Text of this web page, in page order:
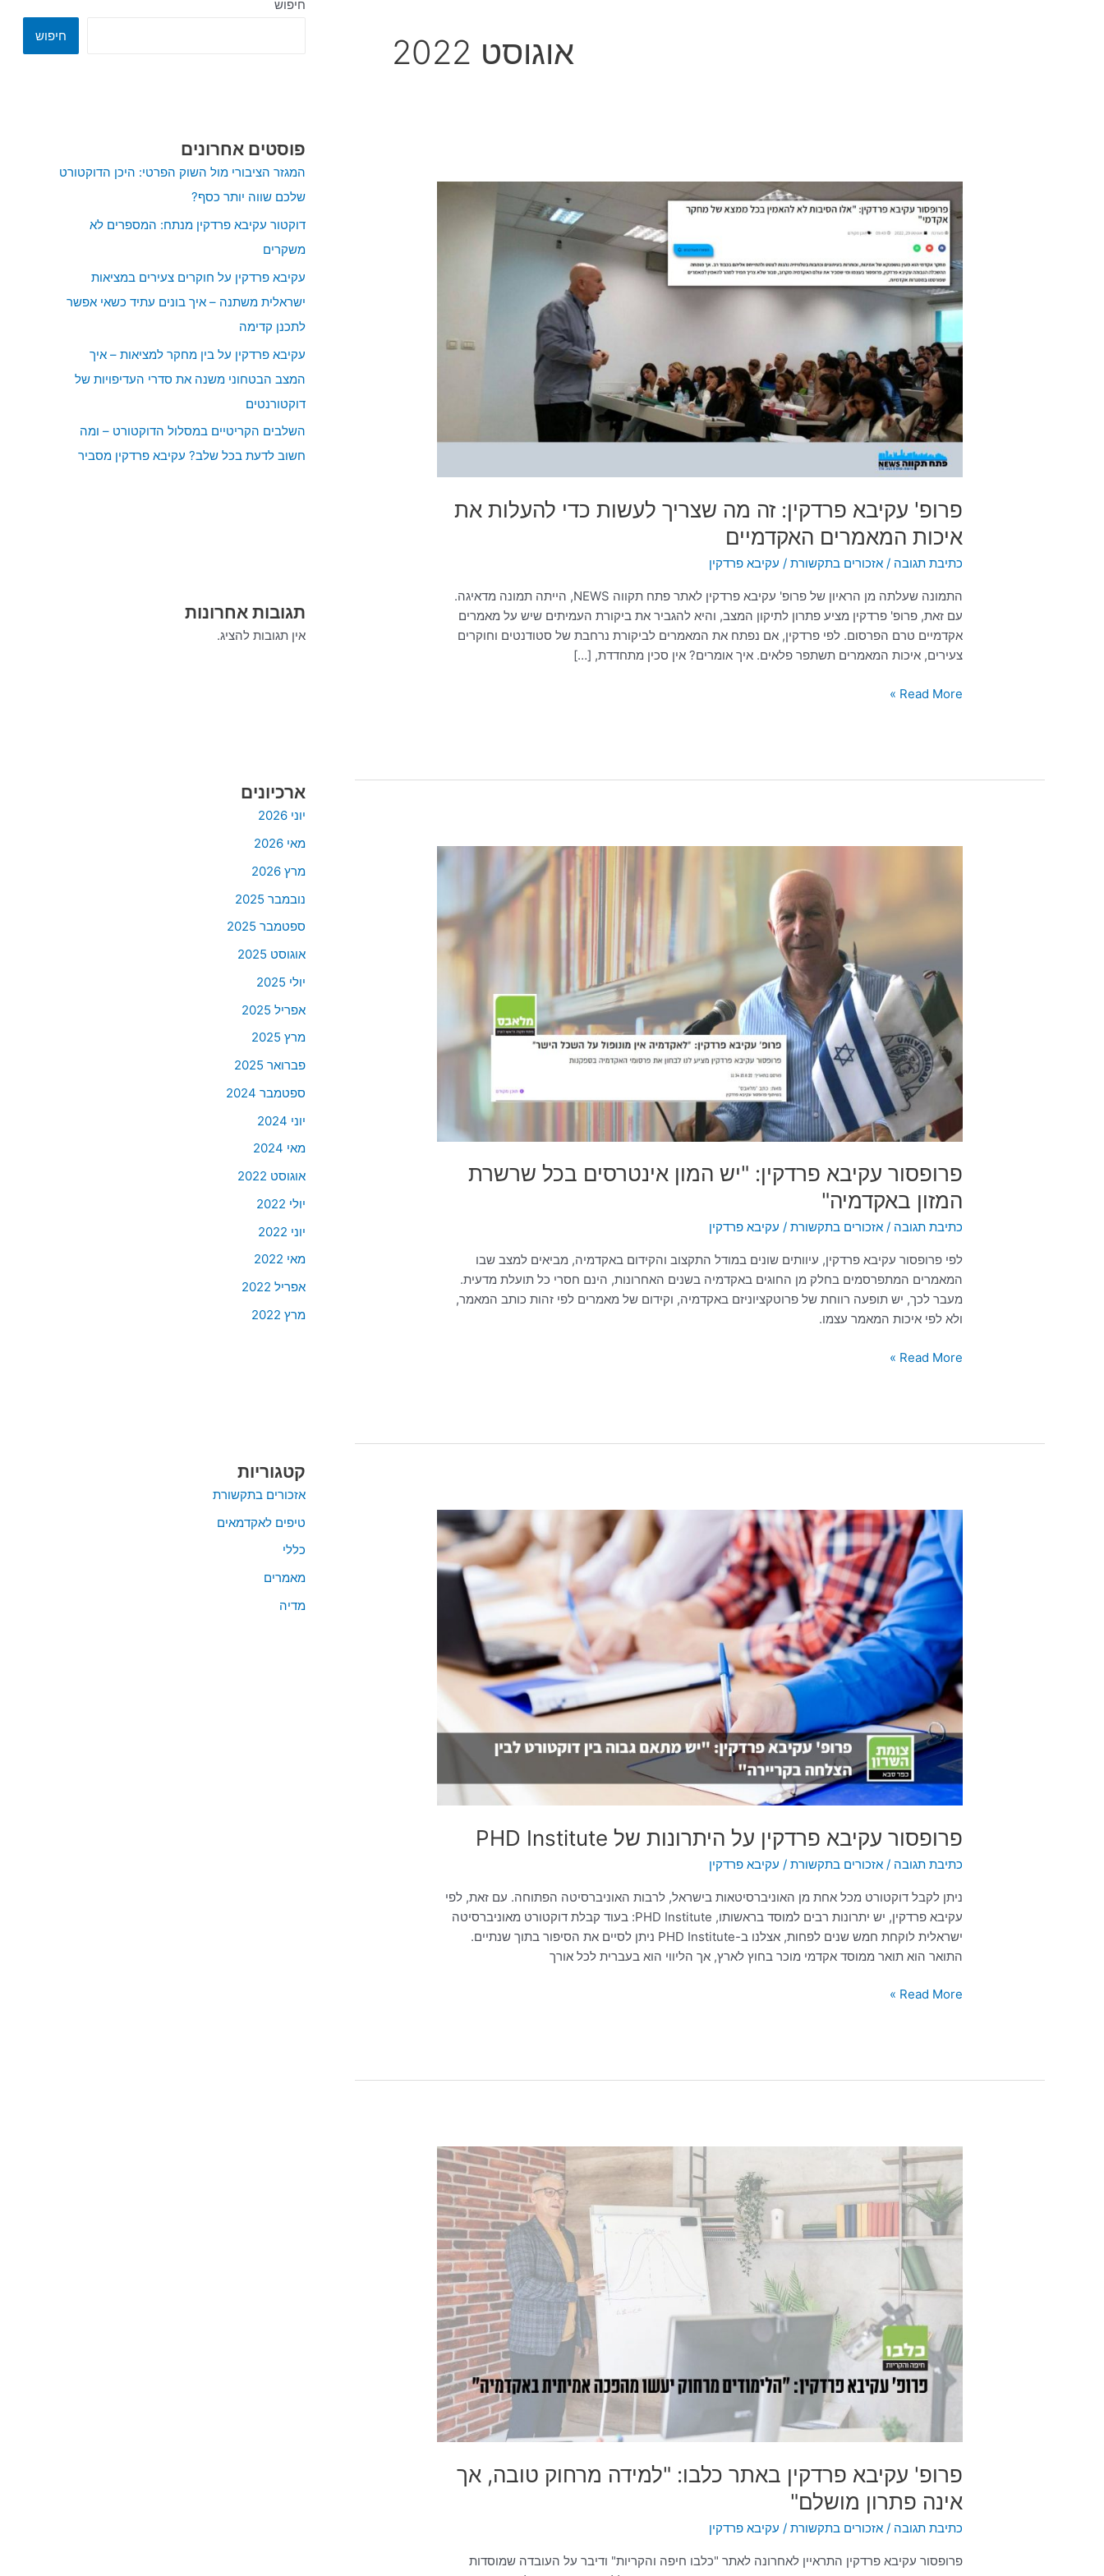
אוגוסט 2022
פרופ' עקיבא פרדקין: זה מה שצריך לעשות כדי להעלות את
איכות המאמרים האקדמיים
כתיבת תגובה /אזכורים בתקשורת / עקיבא פרדקין
התמונה שעלתה מן הראיון של פרופ' עקיבא פרדקין לאתר פתח תקווה NEWS, הייתה תמונה מדאיגה.
עם זאת, פרופ' פרדקין מציע פתרון לתיקון המצב, והיא להגביר את ביקורת העמיתים שיש על מאמרים
אקדמיים טרם הפרסום. לפי פרדקין, אם נפתח את המאמרים לביקורת נרחבת של סטודנטים וחוקרים
צעירים, איכות המאמרים תשתפר פלאים. איך אומרים? אין סכין מתחדדת, […]
פרופ'
עקיבא
פרדקין:
מה
שצריך
לעשות
להעלות
את
איכות
המאמרים
האקדמיים
Read More »
פרופסור עקיבא פרדקין: "יש המון אינטרסים בכל שרשרת
המזון באקדמיה"
כתיבת תגובה /אזכורים בתקשורת / עקיבא פרדקין
לפי פרופסור עקיבא פרדקין, עיוותים שונים במודל התקצוב והקידום באקדמיה, מביאים למצב שבו
המאמרים המתפרסמים בחלק מן החוגים באקדמיה בשנים האחרונות, הינם חסרי כל תועלת מדעית.
מעבר לכך, יש תופעה רווחת של פרוטקציוניזם באקדמיה, וקידום של מאמרים לפי זהות כותב המאמר,
ולא לפי איכות המאמר עצמו.
בכל
שרשרת
המזון
באקדמיה"
Read More »
פרופסור עקיבא פרדקין על היתרונות של PHD Institute
כתיבת תגובה /אזכורים בתקשורת / עקיבא פרדקין
ניתן לקבל דוקטורט מכל אחת מן האוניברסיטאות בישראל, לרבות האוניברסיטה הפתוחה. עם זאת, לפי
עקיבא פרדקין, יש יתרונות רבים למוסד בראשותו, PHD Institute: בעוד קבלת דוקטורט מאוניברסיטה
ישראלית לוקחת חמש שנים לפחות, אצלנו ב-PHD Institute ניתן לסיים את הסיפור בתוך שנתיים.
התואר הוא תואר ממוסד אקדמי מוכר בחוץ לארץ, אך הליווי הוא בעברית לכל אורך
פרופסור
עקיבא
פרדקין
על
היתרונות
של
PHD
Institute
Read More »
פרופ' עקיבא פרדקין באתר כלבו: "למידה מרחוק טובה, אך
אינה פתרון מושלם"
כתיבת תגובה /אזכורים בתקשורת / עקיבא פרדקין
פרופסור עקיבא פרדקין התראיין לאחרונה לאתר "כלבו חיפה והקריות" ודיבר על העובדה שמוסדות
פרופ'
עקיבא
פרדקין
באתר
כלבו:
"למידה
מרחוק
טובה,
אינה
פתרון
מושלם"
חיפוש
חיפוש
פוסטים אחרונים
המגזר הציבורי מול השוק הפרטי: היכן הדוקטורט
שלכם שווה יותר כסף?
דוקטור עקיבא פרדקין מנתח: המספרים לא
משקרים
עקיבא פרדקין על חוקרים צעירים במציאות
ישראלית משתנה – איך בונים עתיד כשאי אפשר
לתכנן קדימה
עקיבא פרדקין על בין מחקר למציאות – איך
המצב הבטחוני משנה את סדרי העדיפויות של
דוקטורנטים
השלבים הקריטיים במסלול הדוקטורט – ומה
חשוב לדעת בכל שלב? עקיבא פרדקין מסביר
תגובות אחרונות
אין תגובות להציג.
ארכיונים
יוני 2026
מאי 2026
מרץ 2026
נובמבר 2025
ספטמבר 2025
אוגוסט 2025
יולי 2025
אפריל 2025
מרץ 2025
פברואר 2025
ספטמבר 2024
יוני 2024
מאי 2024
אוגוסט 2022
יולי 2022
יוני 2022
מאי 2022
אפריל 2022
מרץ 2022
קטגוריות
אזכורים בתקשורת
טיפים לאקדמאים
כללי
מאמרים
מדיה